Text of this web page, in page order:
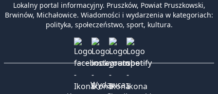
Lokalny portal informacyjny. Pruszków, Powiat Pruszkowski,
Brwinów, Michałowice. Wiadomości i wydarzenia w kategoriach:
polityka, społeczeństwo, sport, kultura.
Wydawca: